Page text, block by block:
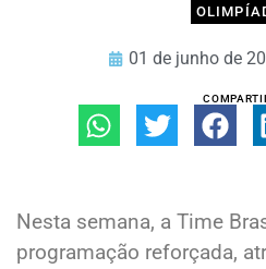
01 de junho de
Nesta semana, a Time
programação reforçada,